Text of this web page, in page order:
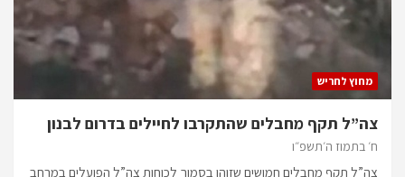
מחוץ לחריש
צה”ל תקף מחבלים שהתקרבו לחיילים בדרום לבנון
ח׳ בתמוז ה׳תשפ״ו
צה”ל תקף מחבלים חמושים שזוהו בסמוך לכוחות צה”ל הפועלים במרחב